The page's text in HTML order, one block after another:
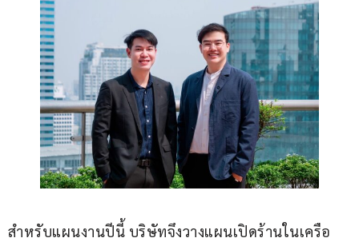
สำหรับแผนงานปีนี้ บริษัทจึงวางแผนเปิดร้านในเครือ